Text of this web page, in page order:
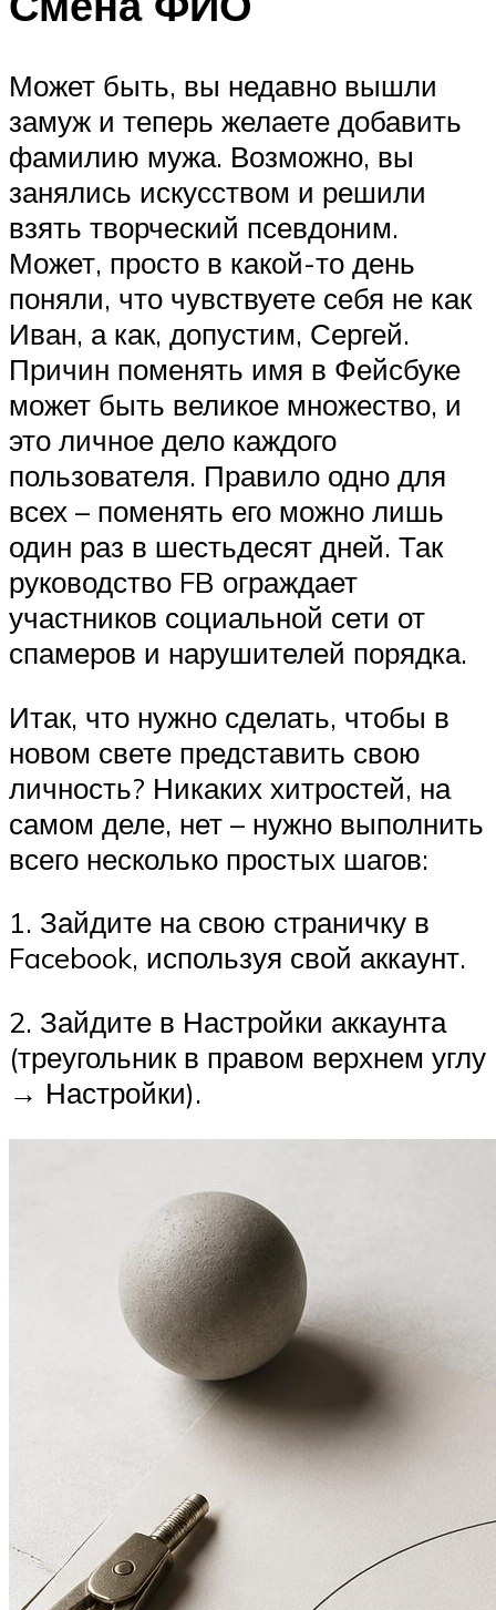
Может быть, вы недавно вышли
замуж и теперь желаете добавить
фамилию мужа. Возможно, вы
занялись искусством и решили
взять творческий псевдоним.
Может, просто в какой-то день
поняли, что чувствуете себя не как
Иван, а как, допустим, Сергей.
Причин поменять имя в Фейсбуке
может быть великое множество, и
это личное дело каждого
пользователя. Правило одно для
всех – поменять его можно лишь
один раз в шестьдесят дней. Так
руководство FB ограждает
участников социальной сети от
спамеров и нарушителей порядка.
Итак, что нужно сделать, чтобы в
новом свете представить свою
личность? Никаких хитростей, на
самом деле, нет – нужно выполнить
всего несколько простых шагов:
1. Зайдите на свою страничку в
Facebook, используя свой аккаунт.
2. Зайдите в Настройки аккаунта
(треугольник в правом верхнем углу
→ Настройки).